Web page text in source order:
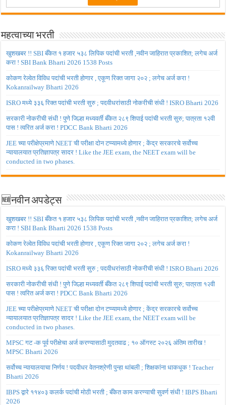
महत्वाच्या भरती
खुशखबर !! SBI बँकेत १ हजार ५३८ लिपिक पदांची भरती ,नवीन जाहिरात प्रकाशित; लगेच अर्ज
करा ! SBI Bank Bharti 2026 1538 Posts
कोकण रेल्वेत विविध पदांची भरती होणार , एकूण रिक्त जागा २०२ ; लगेच अर्ज करा !
Kokanrailway Bharti 2026
ISRO मध्ये ३३६ रिक्त पदांची भरती सुरु ; पदवीधरांसाठी नोकरीची संधी ! ISRO Bharti 2026
सरकारी नोकरीची संधी ! पुणे जिल्हा मध्यवर्ती बँकेत २८९ शिपाई पदांची भरती सुरु; पात्रता १२वी
पास ! त्वरित अर्ज करा ! PDCC Bank Bharti 2026
JEE च्या परीक्षेप्रमाणे NEET ची परीक्षा दोन टप्प्यामध्ये होणार ; केंद्र सरकारचे सर्वोच्च
न्यायालयात प्रतिज्ञापत्र सादर ! Like the JEE exam, the NEET exam will be
conducted in two phases.
🆕नवीन अपडेट्स
खुशखबर !! SBI बँकेत १ हजार ५३८ लिपिक पदांची भरती ,नवीन जाहिरात प्रकाशित; लगेच अर्ज
करा ! SBI Bank Bharti 2026 1538 Posts
कोकण रेल्वेत विविध पदांची भरती होणार , एकूण रिक्त जागा २०२ ; लगेच अर्ज करा !
Kokanrailway Bharti 2026
ISRO मध्ये ३३६ रिक्त पदांची भरती सुरु ; पदवीधरांसाठी नोकरीची संधी ! ISRO Bharti 2026
सरकारी नोकरीची संधी ! पुणे जिल्हा मध्यवर्ती बँकेत २८९ शिपाई पदांची भरती सुरु; पात्रता १२वी
पास ! त्वरित अर्ज करा ! PDCC Bank Bharti 2026
JEE च्या परीक्षेप्रमाणे NEET ची परीक्षा दोन टप्प्यामध्ये होणार ; केंद्र सरकारचे सर्वोच्च
न्यायालयात प्रतिज्ञापत्र सादर ! Like the JEE exam, the NEET exam will be
conducted in two phases.
MPSC गट -क पूर्व परीक्षेचा अर्ज करण्यासाठी मुदतवाढ ; १० ऑगस्ट २०२६ अंतिम तारीख !
MPSC Bharti 2026
सर्वोच्च न्यायालयाचा निर्णय ! पदवीधर वेतनश्रेणी पुन्हा थांबली ; शिक्षकांना धाकधूक ! Teacher
Bharti 2026
IBPS द्वारे ११४०३ कलर्क पदांची मोठी भरती ; बँकेत काम करण्याची सुवर्ण संधी ! IBPS Bharti
2026